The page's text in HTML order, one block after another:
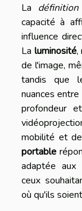
La
capacité à
influence
La luminosité,
de l'image,
tandis que
nuances
profondeur
mobilité et
portable
adaptée aux
ceux
où qu'ils